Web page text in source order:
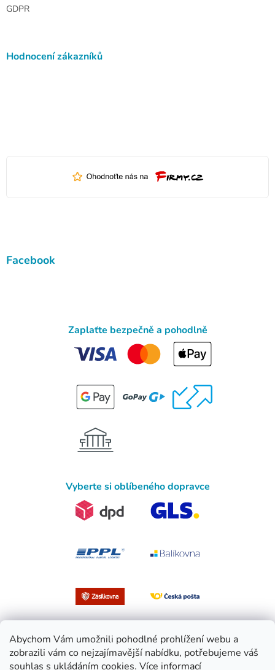
Abychom Vám umožnili pohodlné prohlížení webu a
zobrazili vám co nejzajímavější nabídku, potřebujeme váš
souhlas s ukládáním cookies. Více informací
GDPR
Hodnocení zákazníků
Facebook
Zaplaťte bezpečně a pohodlně
Vyberte si oblíbeného dopravce